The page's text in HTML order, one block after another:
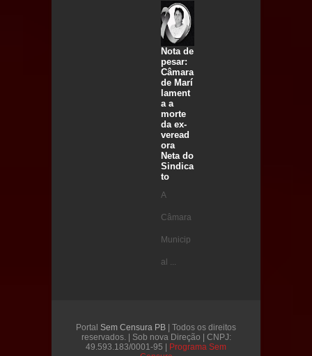
Nota de
pesar:
Câmara
de Marí
lament
a a
morte
da ex-
veread
ora
Neta do
Sindica
to
A
Câmara
Municip
al ...
Portal Sem Censura PB | Todos os direitos
reservados. | Sob nova Direção | CNPJ:
49.593.183/0001-95 | Programa Sem